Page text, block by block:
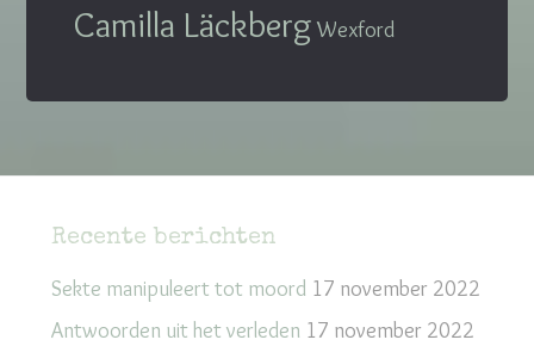
Camilla Läckberg Wexford
Recente berichten
Sekte manipuleert tot moord 17 november 2022
Antwoorden uit het verleden 17 november 2022